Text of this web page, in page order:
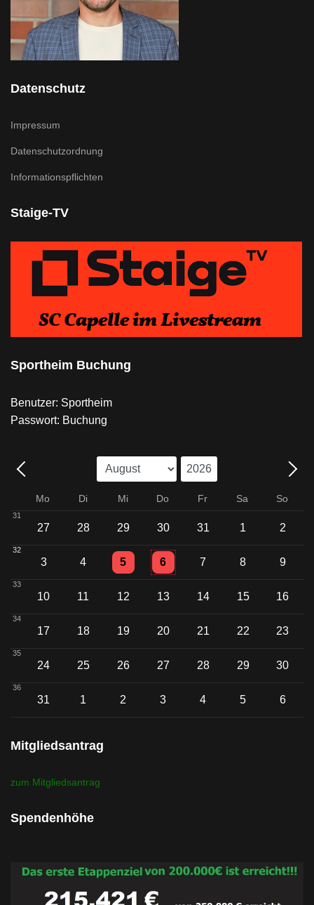
Datenschutz
Impressum
Datenschutzordnung
Informationspflichten
Staige-TV
Sportheim Buchung
Benutzer: Sportheim
Passwort: Buchung
Mo Di Mi Do Fr Sa So
31
27 28 29 30 31 1 2
32
3 4 5
Einzelne Veranstaltung
6
Einzelne Veranstaltung
7 8 9
33
10 11 12 13 14 15 16
34
17 18 19 20 21 22 23
35
24 25 26 27 28 29 30
36
31 1 2 3 4 5
Einzelne 6
Mitgliedsantrag
zum Mitgliedsantrag
Spendenhöhe